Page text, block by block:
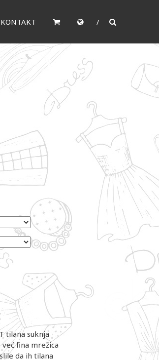
KONTAKT
tilana suknja
fina mrežica
da ih tilana